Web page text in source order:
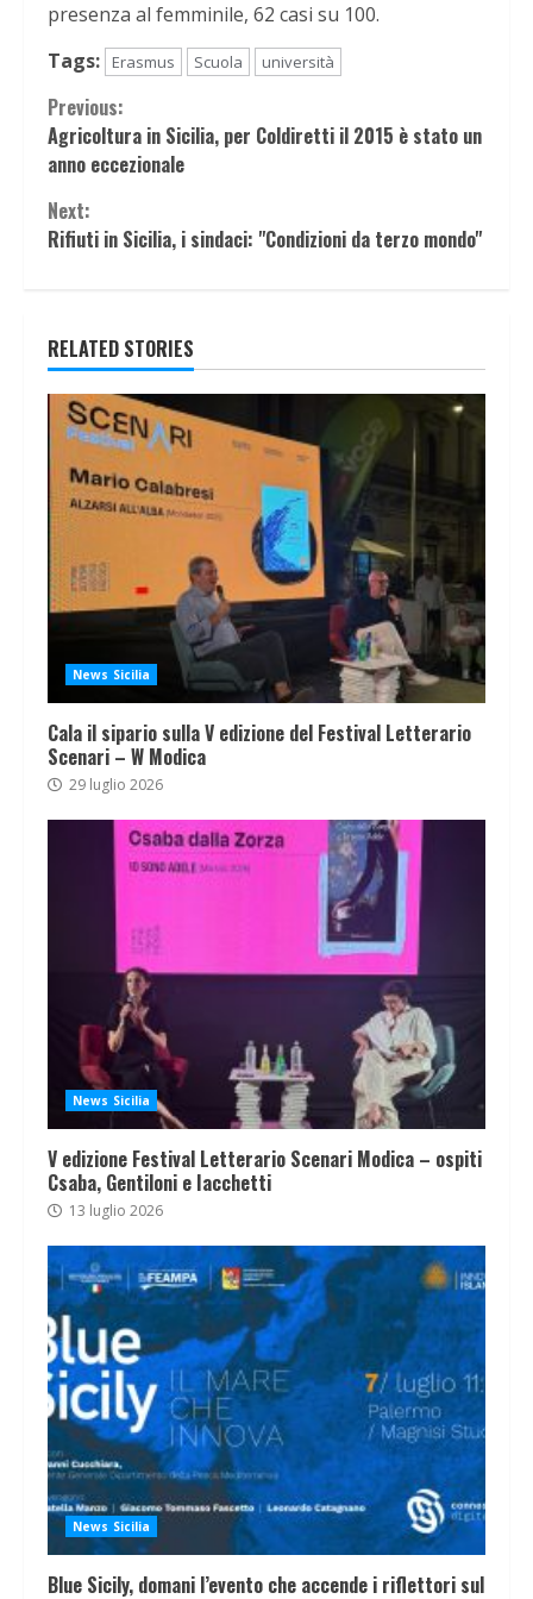
presenza al femminile, 62 casi su 100.
Tags:
Erasmus Scuola università
Continue
Reading
Previous:
Agricoltura in Sicilia, per Coldiretti il 2015 è stato un
anno eccezionale
Next:
Rifiuti in Sicilia, i sindaci: "Condizioni da terzo mondo"
RELATED STORIES
News Sicilia
Cala il sipario sulla V edizione del Festival Letterario
Scenari – W Modica
29 luglio 2026
News Sicilia
V edizione Festival Letterario Scenari Modica – ospiti
Csaba, Gentiloni e Iacchetti
13 luglio 2026
News Sicilia
Blue Sicily, domani l’evento che accende i riflettori sul